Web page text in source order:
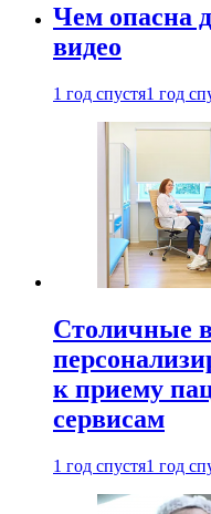
Чем опасна
видео
1 год спустя1 год
Столичные
к приему
сервисам
1 год спустя1 год